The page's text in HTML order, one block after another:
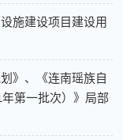
施建设项目建设用
》、《连南瑶族自
第一批次）》局部